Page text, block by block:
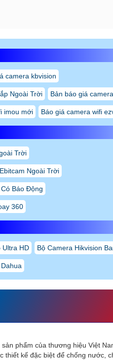
camera kbvision
Ngoài Trời Bản báo giá
imou mới Báo giá camera wifi
Trời
Ngoài Trời
Báo Động
360
Ultra HD Bộ Camera Hikvision
phẩm của thương hiệu Việt
thiết kế đặc biệt để chống nước,